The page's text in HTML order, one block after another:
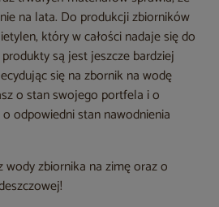
na lata. Do produkcji zbiorników
który w całości nadaje się do
są jest jeszcze bardziej
się na zbornik na wodę
o stan swojego portfela i o
odpowiedni stan nawodnienia
zbiornika na zimę oraz o